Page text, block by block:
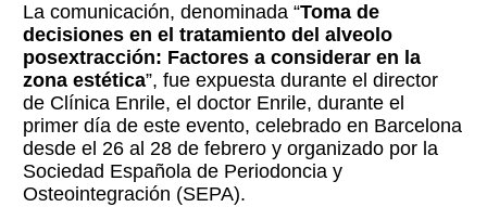
La comunicación, denominada “Toma de
decisiones en el tratamiento del alveolo
posextracción: Factores a considerar en la
zona estética”, fue expuesta durante el director
de Clínica Enrile, el doctor Enrile, durante el
primer día de este evento, celebrado en Barcelona
desde el 26 al 28 de febrero y organizado por la
Sociedad Española de Periodoncia y
Osteointegración (SEPA).